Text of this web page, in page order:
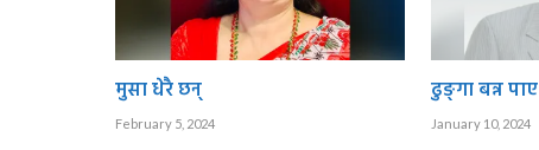
मुसा धेरै छन्
February 5, 2024
ढुङ्गा बन्न पाए
January 10, 2024